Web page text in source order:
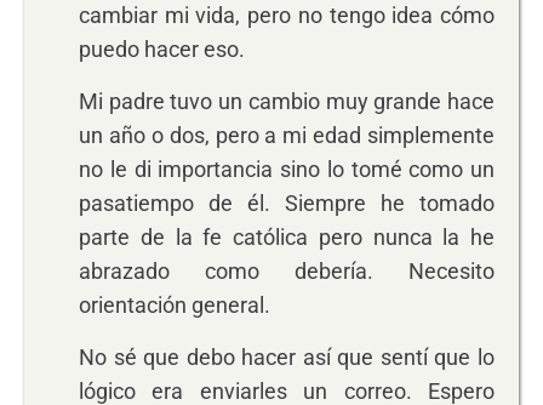
cambiar mi vida, pero no tengo idea cómo
puedo hacer eso.
Mi padre tuvo un cambio muy grande hace
un año o dos, pero a mi edad simplemente
no le di importancia sino lo tomé como un
pasatiempo de él. Siempre he tomado
parte de la fe católica pero nunca la he
abrazado como debería. Necesito
orientación general.
No sé que debo hacer así que sentí que lo
lógico era enviarles un correo. Espero